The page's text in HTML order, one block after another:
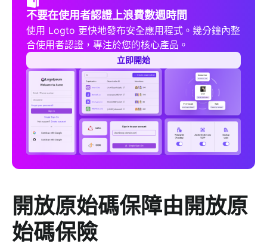
不要在使用者認證上浪費數週時間
使用 Logto 更快地發布安全應用程式。幾分鐘內整
合使用者認證，專注於您的核心產品。
立即開始
開放原始碼保障由開放原
始碼保險